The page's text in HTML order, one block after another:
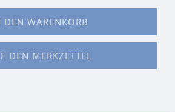
DEN WARENKORB
DEN MERKZETTEL